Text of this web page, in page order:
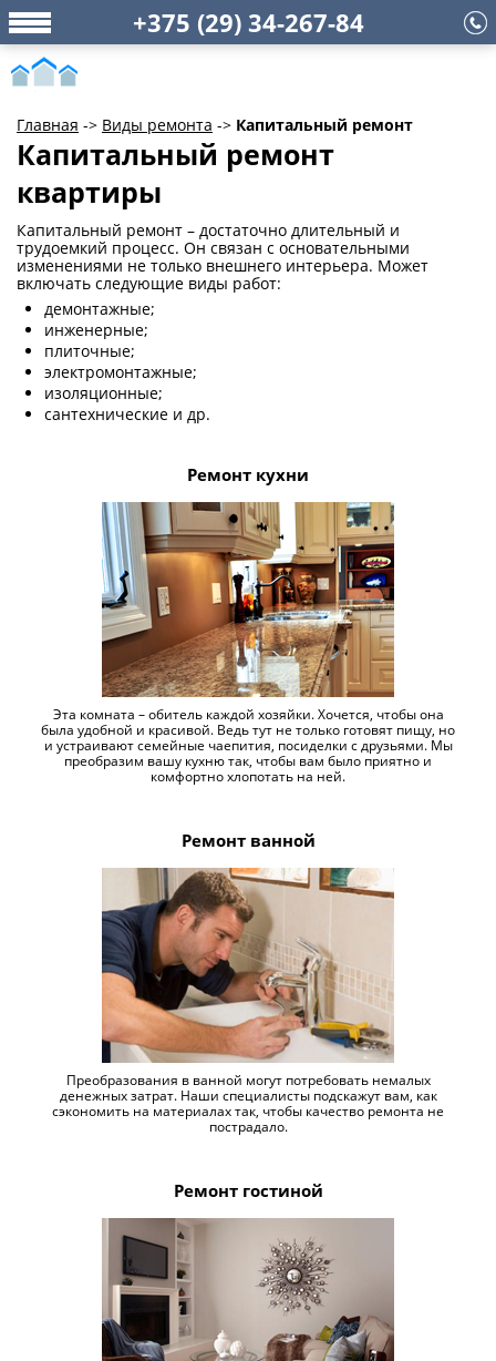
+375 (29) 34-267-84
Главная -> Виды ремонта -> Капитальный ремонт
Капитальный ремонт
квартиры
Капитальный ремонт – достаточно длительный и
трудоемкий процесс. Он связан с основательными
изменениями не только внешнего интерьера. Может
включать следующие виды работ:
демонтажные;
инженерные;
плиточные;
электромонтажные;
изоляционные;
сантехнические и др.
Ремонт кухни
Эта комната – обитель каждой хозяйки. Хочется, чтобы она
была удобной и красивой. Ведь тут не только готовят пищу, но
и устраивают семейные чаепития, посиделки с друзьями. Мы
преобразим вашу кухню так, чтобы вам было приятно и
комфортно хлопотать на ней.
Ремонт ванной
Преобразования в ванной могут потребовать немалых
денежных затрат. Наши специалисты подскажут вам, как
сэкономить на материалах так, чтобы качество ремонта не
пострадало.
Ремонт гостиной